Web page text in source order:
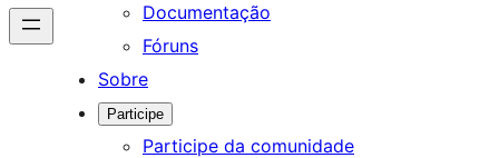
Documentação
Fóruns
Sobre
Participe
Participe da comunidade